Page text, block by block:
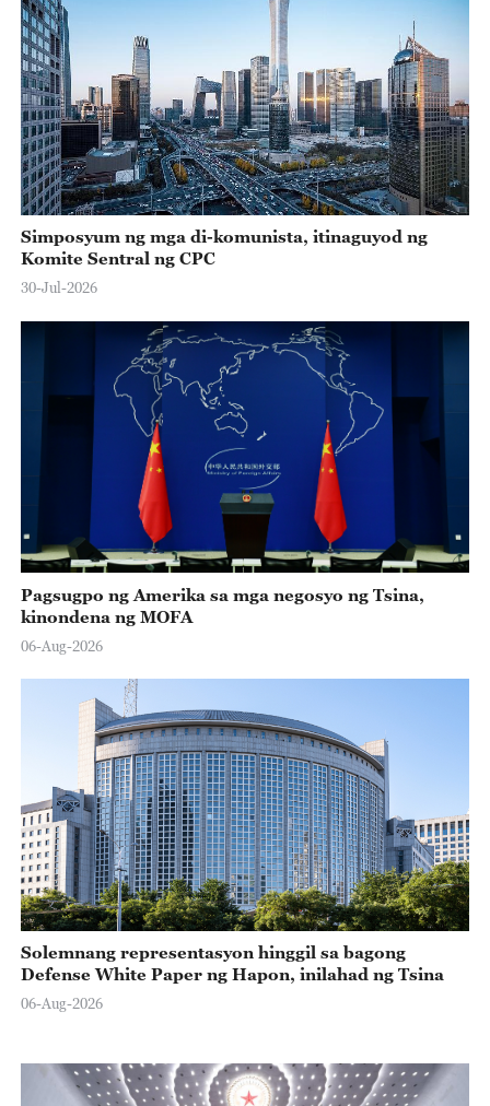
Simposyum ng mga di-komunista, itinaguyod ng
Komite Sentral ng CPC
30-Jul-2026
Pagsugpo ng Amerika sa mga negosyo ng Tsina,
kinondena ng MOFA
06-Aug-2026
Solemnang representasyon hinggil sa bagong
Defense White Paper ng Hapon, inilahad ng Tsina
06-Aug-2026